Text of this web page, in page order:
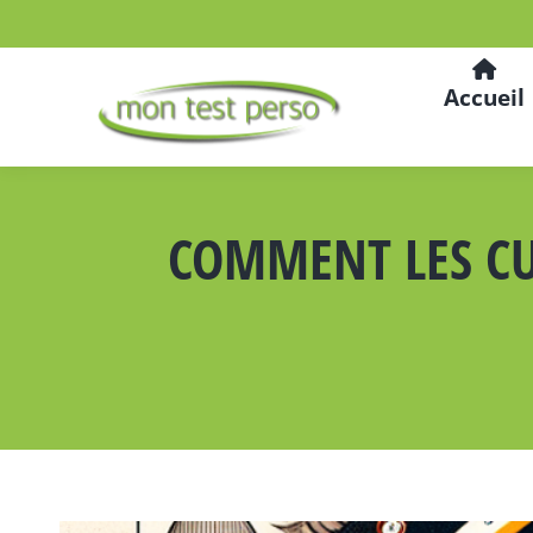
Accueil
COMMENT LES